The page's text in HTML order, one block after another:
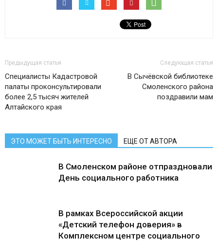
Предыдущая статья
Специалисты Кадастровой
палаты проконсультировали
более 2,5 тысяч жителей
Алтайского края
Следующая статья
В Сычёвской библиотеке
Смоленского района
поздравили мам
ЭТО МОЖЕТ БЫТЬ ИНТЕРЕСНО ЕЩЕ ОТ АВТОРА
В Смоленском районе отпраздновали
День социального работника
В рамках Всероссийской акции
«Детский телефон доверия» в
Комплексном центре социального